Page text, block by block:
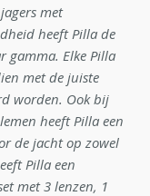
met
heeft Pilla de
gamma. Elke Pilla
met de juiste
worden. Ook bij
heeft Pilla een
de jacht op zowel
Pilla een
met 3 lenzen, 1